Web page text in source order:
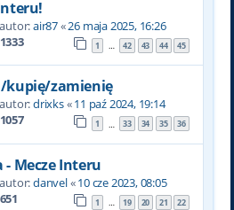
air87«26 maja 2025, 16:26
1333 1 … 42 43 44 45
kupię/zamienię
drixks«11 paź 2024, 19:14
1057 1 … 33 34 35 36
- Mecze Interu
danvel«10 cze 2023, 08:05
651 1 … 19 20 21 22